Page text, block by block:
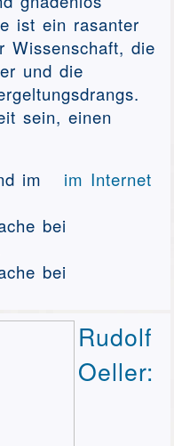
ist ein rasanter
Wissenschaft, die
und die
sein, einen
im
im Internet
bei
bei
Rudolf
Oeller: